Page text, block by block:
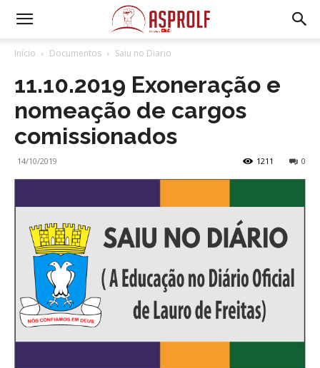
Início Documentos Saiu no Diario
11.10.2019 Exoneração e
nomeação de cargos
comissionados
14/10/2019 0
1211